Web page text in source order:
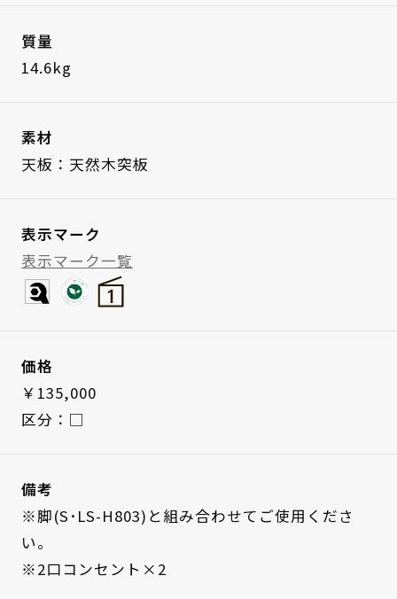
質量
14.6kg
素材
天板：天然木突板
表示マーク
表示マーク一覧
価格
￥135,000
区分：□
備考
※脚(S･LS-H803)と組み合わせてご使用くださ
い。
※2口コンセント×2